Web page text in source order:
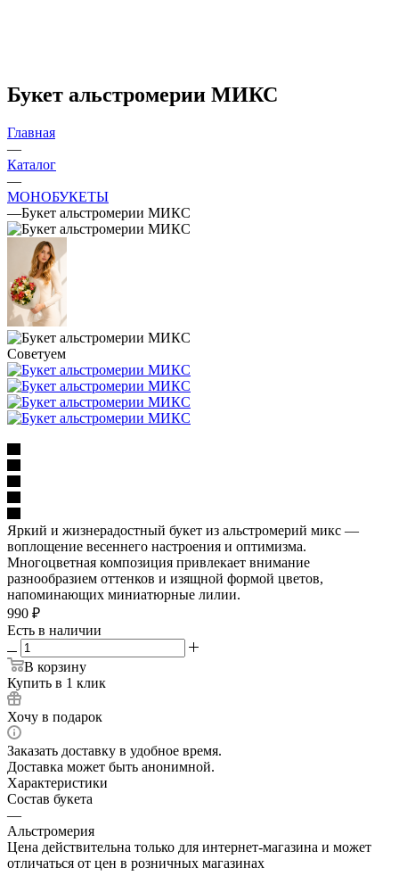
Букет альстромерии МИКС
Главная
—
Каталог
—
МОНОБУКЕТЫ
—Букет альстромерии МИКС
Советуем
Яркий и жизнерадостный букет из альстромерий микс —
воплощение весеннего настроения и оптимизма.
Многоцветная композиция привлекает внимание
разнообразием оттенков и изящной формой цветов,
напоминающих миниатюрные лилии.
990 ₽
Есть в наличии
В корзину
Купить в 1 клик
Хочу в подарок
Заказать доставку в удобное время.
Доставка может быть анонимной.
Характеристики
Состав букета
—
Альстромерия
Цена действительна только для интернет-магазина и может
отличаться от цен в розничных магазинах